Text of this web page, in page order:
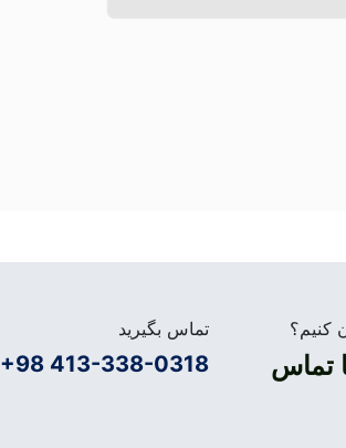
کنیم؟
تماس
تماس بگیرید
+98 413-338-0318